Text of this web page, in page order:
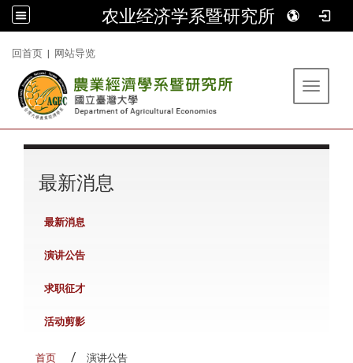
农业经济学系暨研究所
回首页 | 网站导览
Toggle
最新消息
最新消息
演讲公告
求职征才
活动剪影
首页 演讲公告